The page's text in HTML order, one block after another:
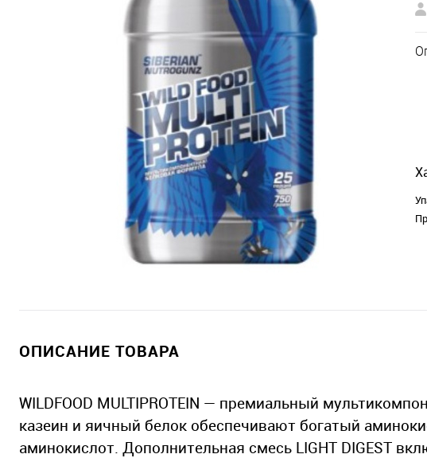
ОПИСАНИЕ ТОВАРА
WILDFOOD MULTIPROTEIN — премиальный
казеин и яичный белок обеспечивают богатый
аминокислот. Дополнительная смесь LIGHT DIGEST